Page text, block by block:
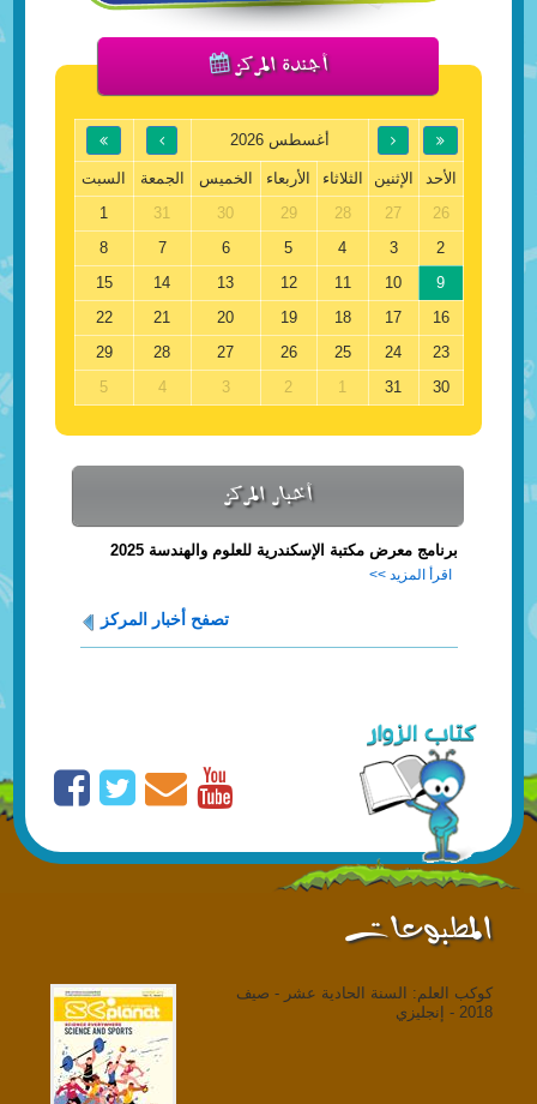
أجندة المركز
أغسطس 2026
الأحد الإثنين الثلاثاء الأربعاء الخميس الجمعة
السبت
26
27
28
29
30
31
1
2
3
4
5
6
7
8
9
10
11
12
13
14
15
16
17
18
19
20
21
22
23
24
25
26
27
28
29
30
31
1
2
3
4
5
أخبار المركز
برنامج معرض مكتبة الإسكندرية للعلوم والهندسة 2025
اقرأ المزيد >>
تصفح أخبار المركز
المطبوعات
كوكب العلم: السنة الحادية عشر - صيف
2018 - إنجليزي